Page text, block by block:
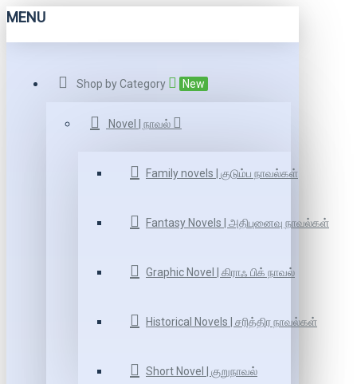
MENU
Shop by Category New
Novel | நாவல்
Family novels | குடும்ப நாவல்கள்
Fantasy Novels | அதிபுனைவு நாவல்கள்
Graphic Novel | கிராஃ பிக் நாவல்
Historical Novels | சரித்திர நாவல்கள்
Short Novel | குறுநாவல்